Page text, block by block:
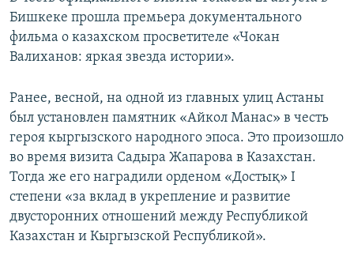
Бишкеке прошла премьера документального
фильма о казахском просветителе «Чокан
Валиханов: яркая звезда истории».
Ранее, весной, на одной из главных улиц Астаны
был установлен памятник «Айкол Манас» в честь
героя кыргызского народного эпоса. Это произошло
во время визита Садыра Жапарова в Казахстан.
Тогда же его наградили орденом «Достық» I
степени «за вклад в укрепление и развитие
двусторонних отношений между Республикой
Казахстан и Кыргызской Республикой».